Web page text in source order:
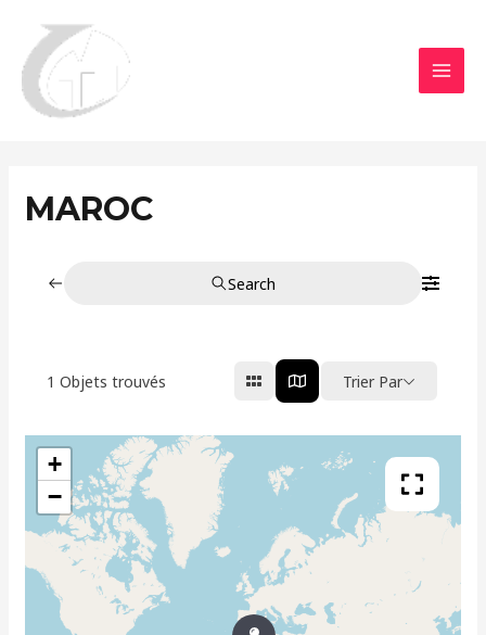
contenu
MAROC
Search
1 Objets trouvés Trier Par
+
−